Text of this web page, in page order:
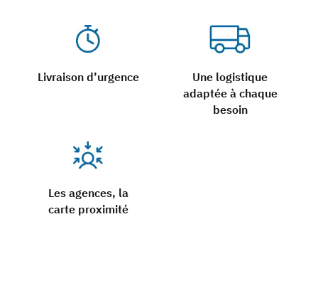
Livraison d’urgence
Une logistique
adaptée à chaque
besoin
Les agences, la
carte proximité